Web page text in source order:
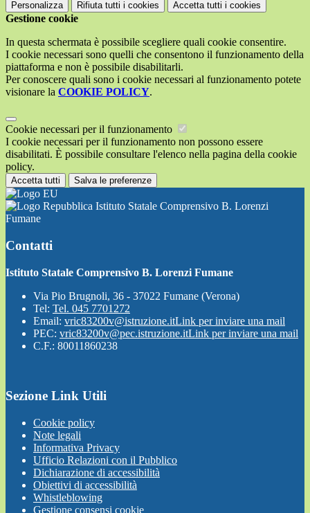
Personalizza Rifiuta tutti i cookies Accetta tutti i cookies
Gestione cookie
In questa schermata è possibile scegliere quali cookie consentire.
I cookie necessari sono quelli che consentono il funzionamento della
piattaforma e non è possibile disabilitarli.
Per conoscere quali sono i cookie necessari al funzionamento potete
visionare la COOKIE POLICY.
Cookie necessari per il funzionamento
I cookie necessari per il funzionamento non possono essere
disabilitati. È possibile consultare l'elenco nella pagina della cookie
policy.
Accetta tutti Salva le preferenze
Istituto Statale Comprensivo B. Lorenzi
Fumane
Contatti
Istituto Statale Comprensivo B. Lorenzi Fumane
Via Pio Brugnoli, 36 - 37022 Fumane (Verona)
Tel: Tel. 045 7701272
Email: vric83200v@istruzione.itLink per inviare una mail
PEC: vric83200v@pec.istruzione.itLink per inviare una mail
C.F.: 80011860238
Sezione Link Utili
Cookie policy
Note legali
Informativa Privacy
Ufficio Relazioni con il Pubblico
Dichiarazione di accessibilità
Obiettivi di accessibilità
Whistleblowing
Gestione consensi cookie